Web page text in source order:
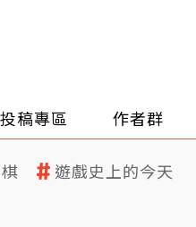
投稿專區 作者群
遊戲史上的今天